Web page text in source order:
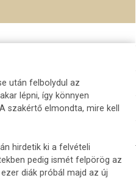
után felbolydul az
lépni, így könnyen
szakértő elmondta, mire kell
hirdetik ki a felvételi
pedig ismét felpörög az
diák próbál majd az új